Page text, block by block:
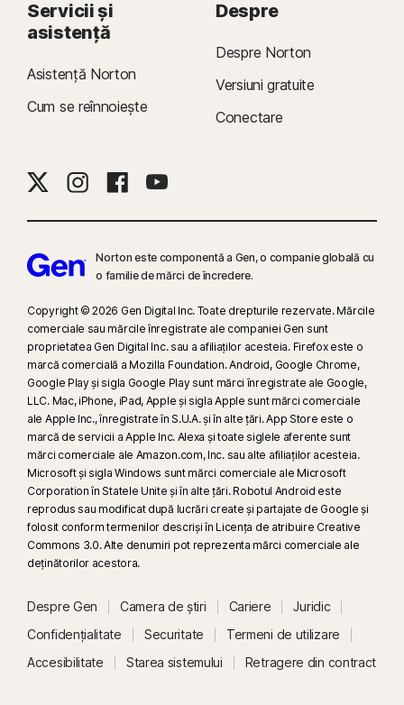
Servicii și
asistență
Asistență Norton
Cum se reînnoiește
Despre
Despre Norton
Versiuni gratuite
Conectare
Norton este componentă a Gen, o companie globală cu
o familie de mărci de încredere.
Copyright © 2026 Gen Digital Inc. Toate drepturile rezervate. Mărcile
comerciale sau mărcile înregistrate ale companiei Gen sunt
proprietatea Gen Digital Inc. sau a afiliaților acesteia. Firefox este o
marcă comercială a Mozilla Foundation. Android, Google Chrome,
Google Play și sigla Google Play sunt mărci înregistrate ale Google,
LLC. Mac, iPhone, iPad, Apple și sigla Apple sunt mărci comerciale
ale Apple Inc., înregistrate în S.U.A. și în alte țări. App Store este o
marcă de servicii a Apple Inc. Alexa și toate siglele aferente sunt
mărci comerciale ale Amazon.com, Inc. sau alte afiliaților acesteia.
Microsoft și sigla Windows sunt mărci comerciale ale Microsoft
Corporation în Statele Unite și în alte țări. Robotul Android este
reprodus sau modificat după lucrări create și partajate de Google și
folosit conform termenilor descriși în Licența de atribuire Creative
Commons 3.0. Alte denumiri pot reprezenta mărci comerciale ale
deţinătorilor acestora.
Despre Gen Camera de știri Cariere
Juridic
Confidențialitate
Securitate
Termeni de utilizare
Accesibilitate
Starea sistemului Retragere din contract